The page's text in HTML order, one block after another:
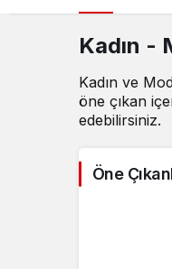
Kadın -
Kadın ve
öne çıkan
edebilirsiniz.
Öne